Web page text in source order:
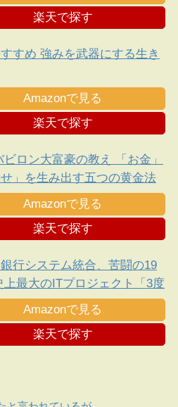
楽天で探す
すめ 強みを武器にする生き
Amazonで見る
楽天で探す
ロン大富豪の教え 「お金」
」を生み出す五つの黄金法
Amazonで見る
楽天で探す
行システム統合、苦闘の19
上最大のITプロジェクト「3度
」
Amazonで見る
楽天で探す